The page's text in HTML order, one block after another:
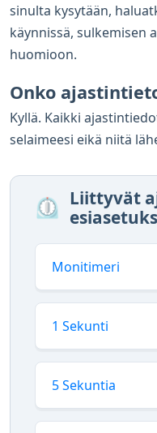
sinulta kysytään,
käynnissä, sulkemisen
huomioon.
Onko
Kyllä. Kaikki
selaimeesi eikä niitä
⏲️ Liittyvät
Monitimeri
1 Sekunti
5 Sekuntia